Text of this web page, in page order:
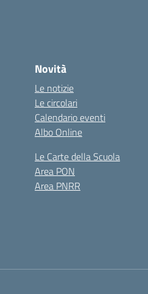
Novità
Le notizie
Le circolari
Calendario eventi
Albo Online
Le Carte della Scuola
Area PON
Area PNRR